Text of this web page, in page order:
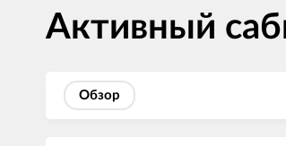
Активный
Обзор